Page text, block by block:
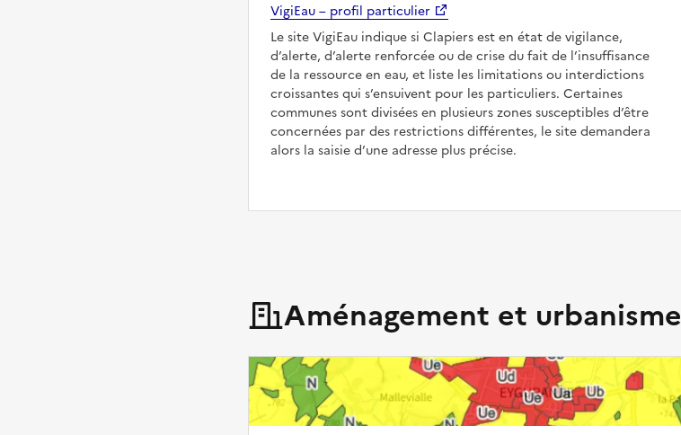
VigiEau – profil particulier
Le site VigiEau indique si Clapiers est en état de vigilance,
d’alerte, d’alerte renforcée ou de crise du fait de l’insuffisance
de la ressource en eau, et liste les limitations ou interdictions
croissantes qui s’ensuivent pour les particuliers. Certaines
communes sont divisées en plusieurs zones susceptibles d’être
concernées par des restrictions différentes, le site demandera
alors la saisie d’une adresse plus précise.
Aménagement et urbanisme